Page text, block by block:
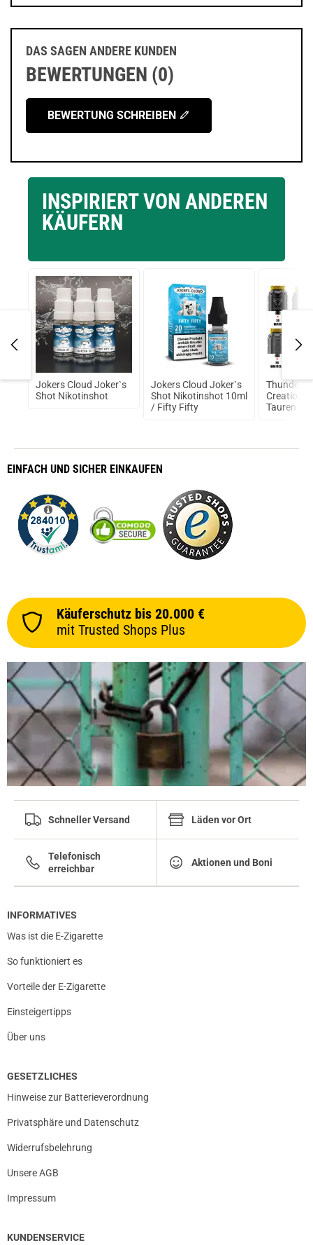
DAS SAGEN ANDERE KUNDEN
BEWERTUNGEN (0)
BEWERTUNG SCHREIBEN
INSPIRIERT VON ANDEREN
KÄUFERN
Jokers Cloud Joker`s
Shot Nikotinshot
Jokers Cloud Joker`s
Shot Nikotinshot 10ml
/ Fifty Fifty
Creations
Tauren
EINFACH UND SICHER EINKAUFEN
Käuferschutz bis 20.000 €
mit Trusted Shops Plus
Schneller Versand Läden vor Ort
Telefonisch
erreichbar
Aktionen und Boni
INFORMATIVES
Was ist die E-Zigarette
So funktioniert es
Vorteile der E-Zigarette
Einsteigertipps
Über uns
GESETZLICHES
Hinweise zur Batterieverordnung
Privatsphäre und Datenschutz
Widerrufsbelehrung
Unsere AGB
Impressum
KUNDENSERVICE